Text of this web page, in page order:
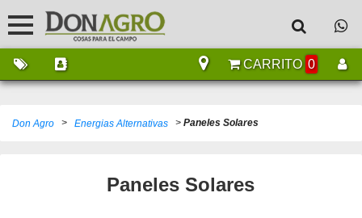
CARRITO 0
Don Agro > Energias Alternativas > Paneles Solares
Paneles Solares